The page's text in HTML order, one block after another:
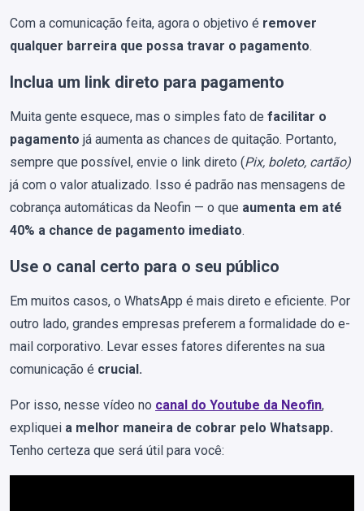
Com a comunicação feita, agora o objetivo é remover
qualquer barreira que possa travar o pagamento.
Inclua um link direto para pagamento
Muita gente esquece, mas o simples fato de facilitar o
pagamento já aumenta as chances de quitação. Portanto,
sempre que possível, envie o link direto (Pix, boleto, cartão)
já com o valor atualizado. Isso é padrão nas mensagens de
cobrança automáticas da Neofin — o que aumenta em até
40% a chance de pagamento imediato.
Use o canal certo para o seu público
Em muitos casos, o WhatsApp é mais direto e eficiente. Por
outro lado, grandes empresas preferem a formalidade do e-
mail corporativo. Levar esses fatores diferentes na sua
comunicação é crucial.
Por isso, nesse vídeo no canal do Youtube da Neofin,
expliquei a melhor maneira de cobrar pelo Whatsapp.
Tenho certeza que será útil para você: